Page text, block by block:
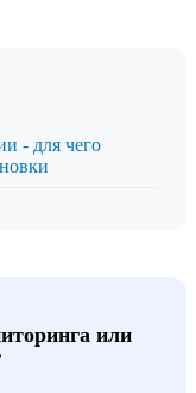
- для чего
или